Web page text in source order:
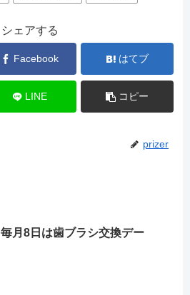
シェアする
Facebook はてブ
LINE コピー
prizer
毎月8日は歯ブラシ交換デー